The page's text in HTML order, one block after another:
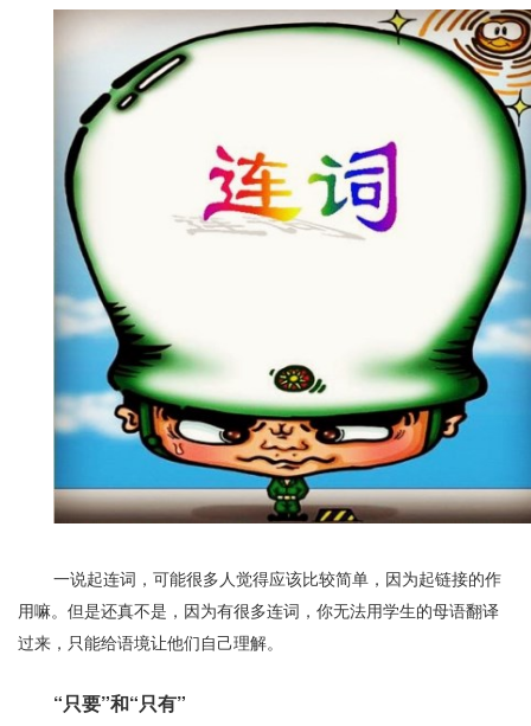
一说起连词，可能很多人觉得应该比较简单，因为起链接的作
用嘛。但是还真不是，因为有很多连词，你无法用学生的母语翻译
过来，只能给语境让他们自己理解。
“只要”和“只有”